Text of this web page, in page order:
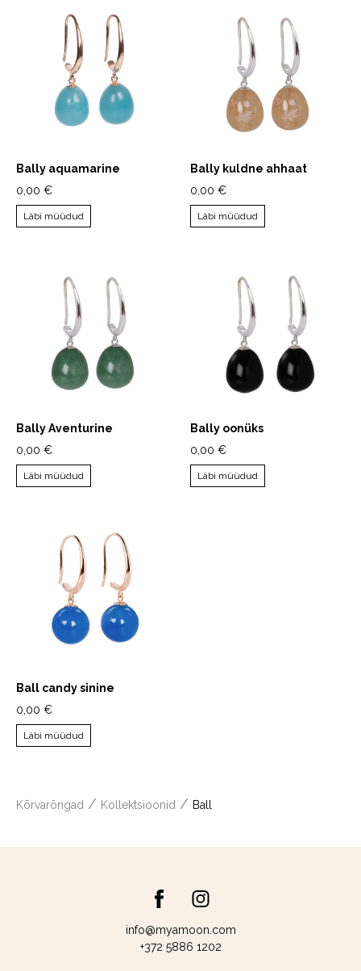
Bally aquamarine
0,00 €
Läbi müüdud
Bally kuldne ahhaat
0,00 €
Läbi müüdud
Bally Aventurine
0,00 €
Läbi müüdud
Bally oonüks
0,00 €
Läbi müüdud
Ball candy sinine
0,00 €
Läbi müüdud
Kõrvarõngad / Kollektsioonid / Ball
info@myamoon.com
+372 5886 1202